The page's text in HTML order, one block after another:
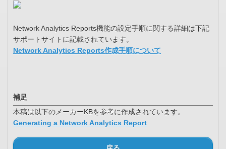
Network Analytics Reports機能の設定手順に関する詳細は下記
サポートサイトに記載されています。
Network Analytics Reports作成手順について
補足
本稿は以下のメーカーKBを参考に作成されています。
Generating a Network Analytics Report